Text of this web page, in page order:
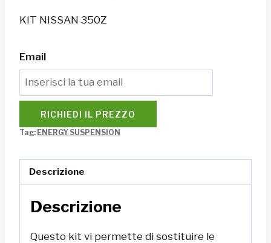
KIT NISSAN 350Z
Email
RICHIEDI IL PREZZO
Tag: ENERGY SUSPENSION
Descrizione
Descrizione
Questo kit vi permette di sostituire le